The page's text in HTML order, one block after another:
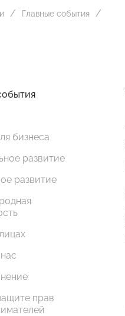
Главные события
бизнеса
развитие
развитие
прав